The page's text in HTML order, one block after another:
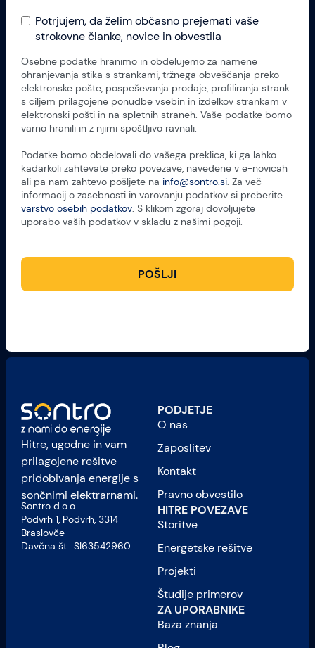
Potrjujem, da želim občasno prejemati vaše
strokovne članke, novice in obvestila
Osebne podatke hranimo in obdelujemo za namene
ohranjevanja stika s strankami, tržnega obveščanja preko
elektronske pošte, pospeševanja prodaje, profiliranja strank
s ciljem prilagojene ponudbe vsebin in izdelkov strankam v
elektronski pošti in na spletnih straneh. Vaše podatke bomo
varno hranili in z njimi spoštljivo ravnali.
Podatke bomo obdelovali do vašega preklica, ki ga lahko
kadarkoli zahtevate preko povezave, navedene v e-novicah
ali pa nam zahtevo pošljete na info@sontro.si. Za več
informacij o zasebnosti in varovanju podatkov si preberite
varstvo osebih podatkov. S klikom zgoraj dovoljujete
uporabo vaših podatkov v skladu z našimi pogoji.
POŠLJI
Hitre, ugodne in vam
prilagojene rešitve
pridobivanja energije s
sončnimi elektrarnami.
Sontro d.o.o.
Podvrh 1, Podvrh, 3314
Braslovče
Davčna št.: SI63542960
PODJETJE
O nas
Zaposlitev
Kontakt
Pravno obvestilo
HITRE POVEZAVE
Storitve
Energetske rešitve
Projekti
Študije primerov
ZA UPORABNIKE
Baza znanja